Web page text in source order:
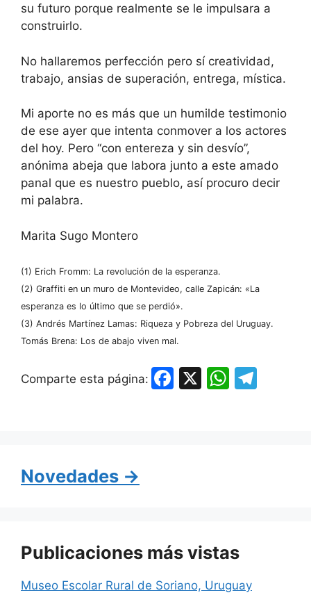
su futuro porque realmente se le impulsara a
construirlo.
No hallaremos perfección pero sí creatividad,
trabajo, ansias de superación, entrega, mística.
Mi aporte no es más que un humilde testimonio
de ese ayer que intenta conmover a los actores
del hoy. Pero “con entereza y sin desvío”,
anónima abeja que labora junto a este amado
panal que es nuestro pueblo, así procuro decir
mi palabra.
Marita Sugo Montero
(1) Erich Fromm: La revolución de la esperanza.
(2) Graffiti en un muro de Montevideo, calle Zapicán: «La
esperanza es lo último que se perdió».
(3) Andrés Martínez Lamas: Riqueza y Pobreza del Uruguay.
Tomás Brena: Los de abajo viven mal.
Comparte esta página:
F
X
W
Novedades →
Publicaciones más vistas
Museo Escolar Rural de Soriano, Uruguay